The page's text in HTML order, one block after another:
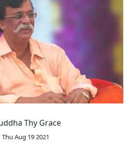
Thy Grace
Thu Aug 19 2021